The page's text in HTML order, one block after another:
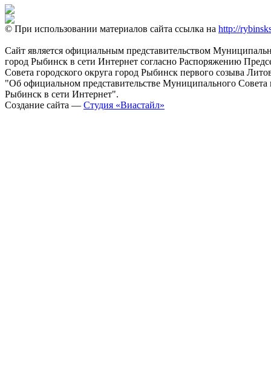
© При использовании материалов сайта ссылка на http://
Сайт является официальным представительством
город Рыбинск в сети Интернет согласно Распоряжению
Совета городского округа город Рыбинск первого созыва
"Об официальном представительстве Муниципального Совета
Рыбинск в сети Интернет".
Создание сайта — Студия «Виастайл»